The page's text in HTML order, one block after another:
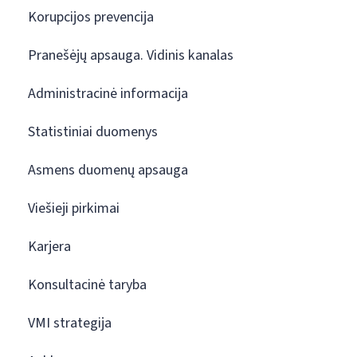
Korupcijos prevencija
Pranešėjų apsauga. Vidinis kanalas
Administracinė informacija
Statistiniai duomenys
Asmens duomenų apsauga
Viešieji pirkimai
Karjera
Konsultacinė taryba
VMI strategija